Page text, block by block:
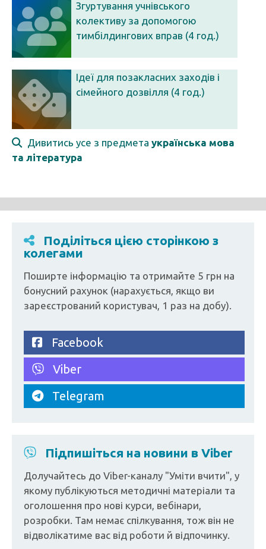
Згуртування учнівського
колективу за допомогою
тимбілдингових вправ (4 год.)
Ідеї для позакласних заходів і
сімейного дозвілля (4 год.)
Дивитись усе з предмета українська мова
та література
Поділіться цією сторінкою з
колегами
Поширте інформацію та отримайте 5 грн на
бонусний рахунок (нарахується, якщо ви
зареєстрований користувач, 1 раз на добу).
Facebook
Viber
Telegram
Підпишіться на новини в Viber
Долучайтесь до Viber-каналу "Уміти вчити", у
якому публікуються методичні матеріали та
оголошення про нові курси, вебінари,
розробки. Там немає спілкування, тож він не
відволікатиме вас від роботи й відпочинку.